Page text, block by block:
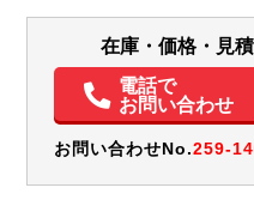
パワステ
電動格納ミラー
クルーズコントロール 工具箱
在庫・価格・見
電話で
お問い合わせ
お問い合わせNo.259-